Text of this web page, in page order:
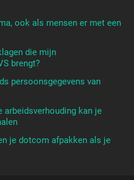
ook als mensen er met een
die mijn
brengt?
persoonsgegevens van
arbeidsverhouding kan je
je dotcom afpakken als je